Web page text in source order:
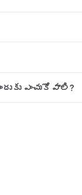
ఎంచుకోవాలి?